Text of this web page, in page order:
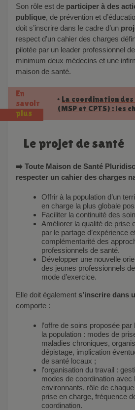
Son rôle est de participer à des
publique, de prévention et
doit s’inscrire dans le cadre d’un
respect d’un cahier des charges
pilotée par un leader professionnel
minimum deux médecins et une
maison de santé.
En
savoir
plus
• La coordination
(MSP et CPTS) : les
Le projet de santé
➡️ Toute Maison de Santé Pluridisciplinaire (MSP) doit
respecter un cahier des charges
Offrir à la population d’un
en charge la plus globale
Faciliter la continuité des
Améliorer la qualité de prise
par le partage d’expérience
complémentarité des
professionnels de santé.
Développer une nouvelle
des jeunes professionnels
mode d’exercice.
Elle doit également s’inscrire dans
comporte :
l’offre de soins proposée
la population : modes de
maladies chroniques,
dépistage, implication
de santé locaux ;
l’organisation du travail :
modes de coordination avec
environnants, rôle de
prise en charge, fréquence
coordination.